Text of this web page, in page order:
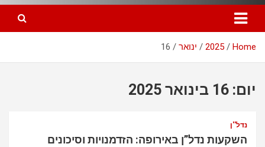
Home
2025 ינואר 16
יום: 16 בינואר 2025
נדל''ן
השקעות נדל”ן באירופה: הזדמנויות וסיכונים